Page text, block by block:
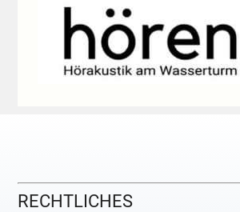
RECHTLICHES